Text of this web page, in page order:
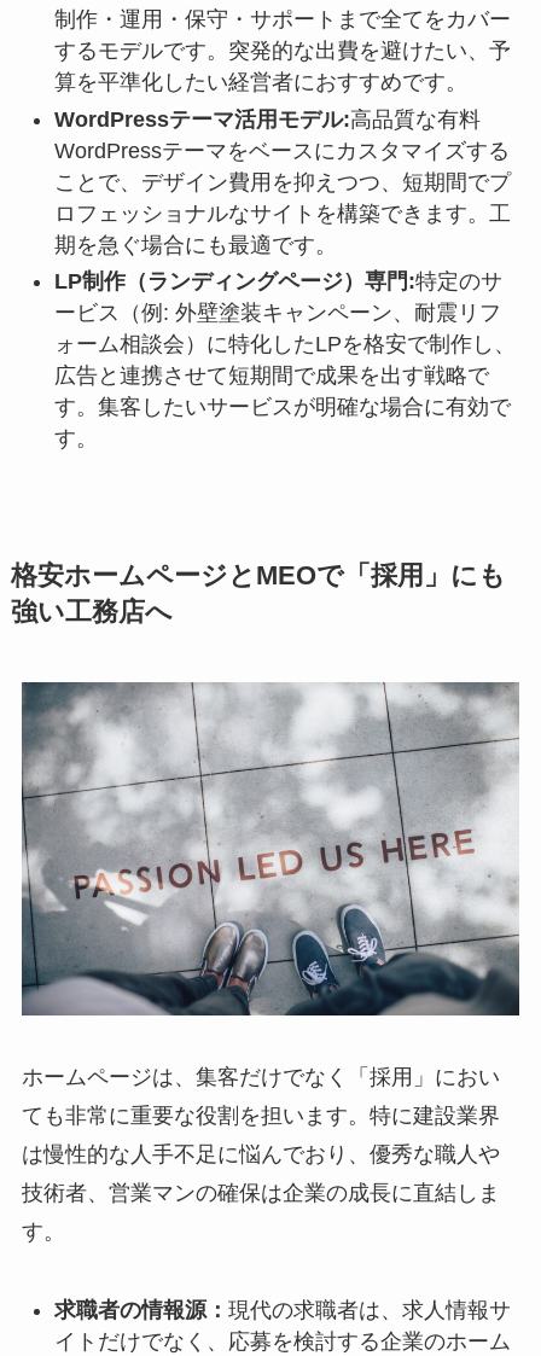
制作・運用・保守・サポートまで全てをカバー
するモデルです。突発的な出費を避けたい、予
算を平準化したい経営者におすすめです。
WordPressテーマ活用モデル:高品質な有料
WordPressテーマをベースにカスタマイズする
ことで、デザイン費用を抑えつつ、短期間でプ
ロフェッショナルなサイトを構築できます。工
期を急ぐ場合にも最適です。
LP制作（ランディングページ）専門:特定のサ
ービス（例: 外壁塗装キャンペーン、耐震リフ
ォーム相談会）に特化したLPを格安で制作し、
広告と連携させて短期間で成果を出す戦略で
す。集客したいサービスが明確な場合に有効で
す。
格安ホームページとMEOで「採用」にも
強い工務店へ
ホームページは、集客だけでなく「採用」におい
ても非常に重要な役割を担います。特に建設業界
は慢性的な人手不足に悩んでおり、優秀な職人や
技術者、営業マンの確保は企業の成長に直結しま
す。
求職者の情報源： 現代の求職者は、求人情報サ
イトだけでなく、応募を検討する企業のホーム